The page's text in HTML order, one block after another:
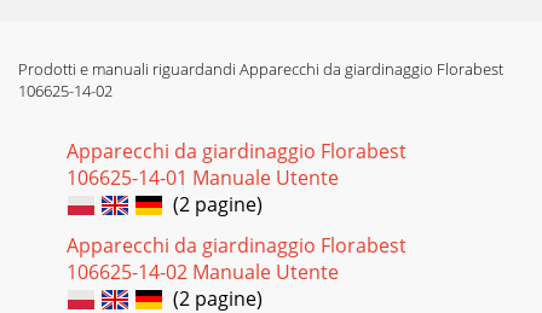
Prodotti e manuali riguardandi Apparecchi da giardinaggio Florabest
106625-14-02
Apparecchi da giardinaggio Florabest
106625-14-01 Manuale Utente
(2 pagine)
Apparecchi da giardinaggio Florabest
106625-14-02 Manuale Utente
(2 pagine)